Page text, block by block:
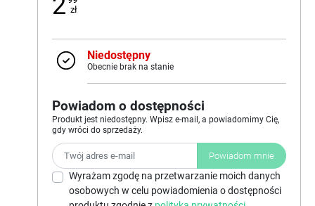
zł
Niedostępny
Obecnie brak na stanie
Powiadom o dostępności
Produkt jest niedostępny. Wpisz e-mail, a powiadomimy Cię,
gdy wróci do sprzedaży.
Powiadom mnie
Wyrażam zgodę na przetwarzanie moich danych
osobowych w celu powiadomienia o dostępności